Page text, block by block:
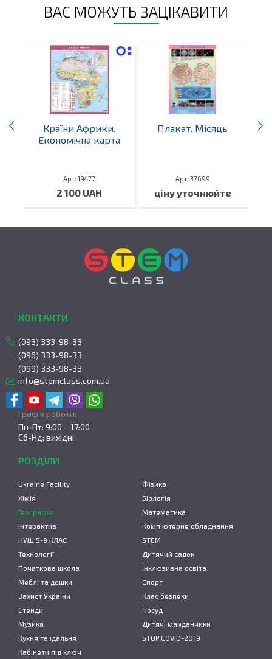
ВАС МОЖУТЬ ЗАЦІКАВИТИ
Країни Африки.
Економічна карта
Арт: 19477
2 100 UAH
Плакат. Місяць
Арт: 37699
ціну уточнюйте
КОНТАКТИ
(093) 333-98-33
(096) 333-98-33
(099) 333-98-33
info@stemclass.com.ua
Графік роботи:
Пн-Пт: 9:00 – 17:00
Сб-Нд: вихідні
РОЗДІЛИ
Ukraine Facility
Фізика
Хімія
Біологія
Географія
Математика
Інтерактив
Комп’ютерне обладнання
НУШ 5-9 КЛАС
STEM
Технології
Дитячий садок
Початкова школа
Інклюзивна освіта
Меблі та дошки
Спорт
Захист України
Клас безпеки
Стенди
Посуд
Музика
Дитячі майданчики
Кухня та їдальня
STOP COVID-2019
Кабінети під ключ